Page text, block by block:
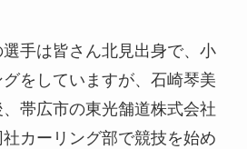
手は皆さん北見出身で、小
をしていますが、石崎琴美
帯広市の東光舗道株式会社
カーリング部で競技を始め